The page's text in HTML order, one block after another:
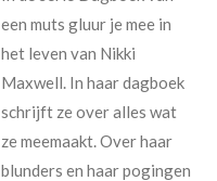
een muts gluur je mee in
het leven van Nikki
Maxwell. In haar dagboek
schrijft ze over alles wat
ze meemaakt. Over haar
blunders en haar pogingen